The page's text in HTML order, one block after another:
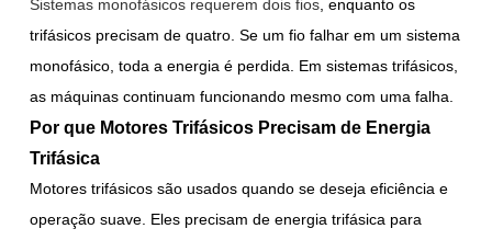
Sistemas monofásicos requerem dois fios, enquanto os
trifásicos precisam de quatro. Se um fio falhar em um sistema
monofásico, toda a energia é perdida. Em sistemas trifásicos,
as máquinas continuam funcionando mesmo com uma falha.
Por que Motores Trifásicos Precisam de Energia
Trifásica
Motores trifásicos são usados quando se deseja eficiência e
operação suave. Eles precisam de energia trifásica para